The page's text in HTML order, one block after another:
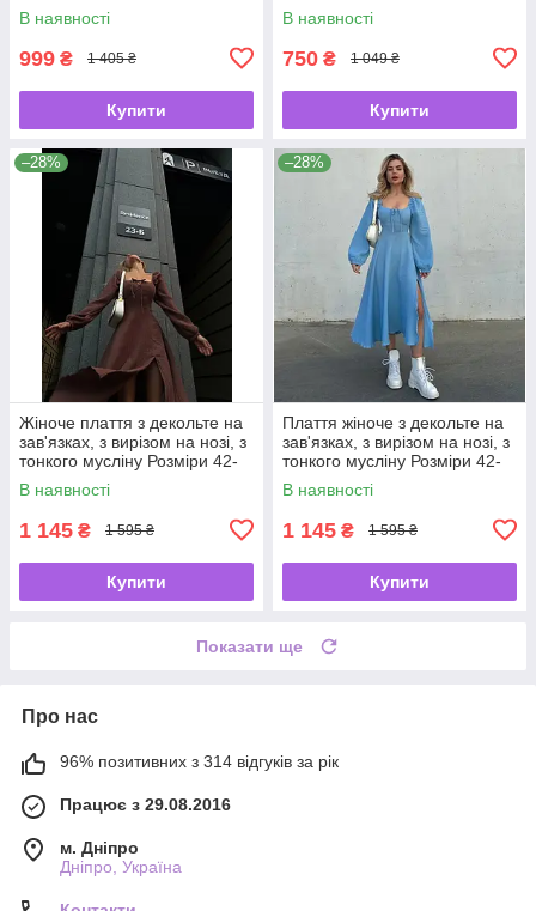
В наявності
999 ₴ 1 405 ₴
Купити
В наявності
750 ₴ 1 049 ₴
Купити
–28%
Жіноче плаття з декольте на
зав'язках, з вирізом на нозі, з
тонкого мусліну Розміри 42-
44, 46-48
В наявності
1 145 ₴ 1 595 ₴
Купити
–28%
Плаття жіноче з декольте на
зав'язках, з вирізом на нозі, з
тонкого мусліну Розміри 42-
44, 46-48
В наявності
1 145 ₴ 1 595 ₴
Купити
Показати ще
Про нас
96% позитивних з 314 відгуків за рік
Працює з 29.08.2016
м. Дніпро
Дніпро, Україна